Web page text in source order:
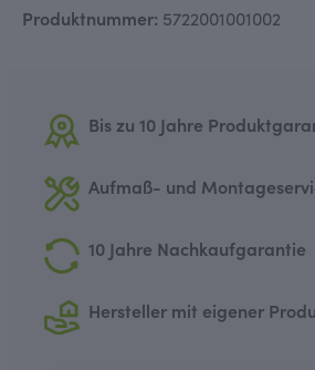
Produktnummer: 5722001001002
Bis zu 10 Jahre
Aufmaß- und
10 Jahre Nachkaufgarantie
Hersteller mit eigener